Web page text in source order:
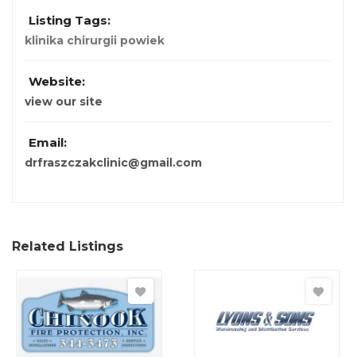
Listing Tags:
klinika chirurgii powiek
Website:
view our site
Email:
drfraszczakclinic@gmail.com
Related Listings